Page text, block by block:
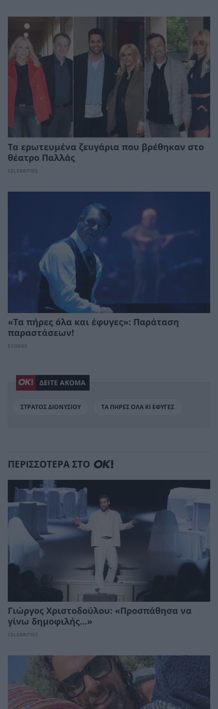
Τα ερωτευμένα ζευγάρια που βρέθηκαν στο
θέατρο Παλλάς
CELEBRITIES
«Τα πήρες όλα και έφυγες»: Παράταση
παραστάσεων!
ΕΞΟΔΟΣ
ΔΕΙΤΕ ΑΚΟΜΑ
ΣΤΡΑΤΟΣ ΔΙΟΝΥΣΙΟΥ ΤΑ ΠΗΡΕΣ ΟΛΑ ΚΙ ΕΦΥΓΕΣ
ΠΕΡΙΣΣΟΤΕΡΑ ΣΤΟ
Γιώργος Χριστοδούλου: «Προσπάθησα να
γίνω δημοφιλής…»
CELEBRITIES